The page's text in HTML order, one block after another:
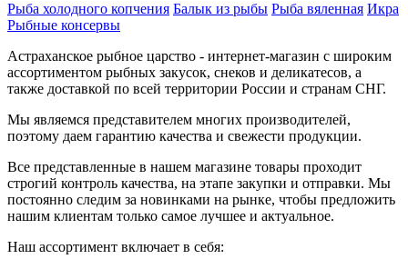
Рыба холодного копчения Балык из рыбы Рыба вяленная Икра
Рыбные консервы
Астраханское рыбное царство - интернет-магазин с широким
ассортиментом рыбных закусок, снеков и деликатесов, а
также доставкой по всей территории России и странам СНГ.
Мы являемся представителем многих производителей,
поэтому даем гарантию качества и свежести продукции.
Все представленные в нашем магазине товары проходит
строгий контроль качества, на этапе закупки и отправки. Мы
постоянно следим за новинками на рынке, чтобы предложить
нашим клиентам только самое лучшее и актуальное.
Наш ассортимент включает в себя: